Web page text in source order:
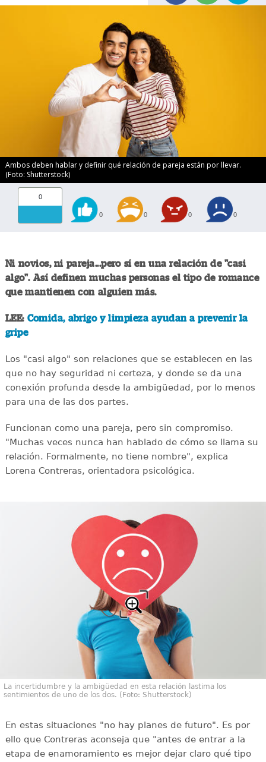
Ambos deben hablar y definir qué relación de pareja están por llevar.
(Foto: Shutterstock)
0
0 0 0 0
Ni novios, ni pareja...pero sí en una relación de "casi
algo". Así definen muchas personas el tipo de romance
que mantienen con alguien más.
LEE: Comida, abrigo y limpieza ayudan a prevenir la
gripe
Los "casi algo" son relaciones que se establecen en las
que no hay seguridad ni certeza, y donde se da una
conexión profunda desde la ambigüedad, por lo menos
para una de las dos partes.
Funcionan como una pareja, pero sin compromiso.
"Muchas veces nunca han hablado de cómo se llama su
relación. Formalmente, no tiene nombre", explica
Lorena Contreras, orientadora psicológica.
La incertidumbre y la ambigüedad en esta relación lastima los
sentimientos de uno de los dos. (Foto: Shutterstock)
En estas situaciones "no hay planes de futuro". Es por
ello que Contreras aconseja que "antes de entrar a la
etapa de enamoramiento es mejor dejar claro qué tipo